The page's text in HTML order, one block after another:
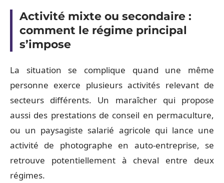
Activité mixte ou secondaire :
comment le régime principal
s’impose
La situation se complique quand une même
personne exerce plusieurs activités relevant de
secteurs différents. Un maraîcher qui propose
aussi des prestations de conseil en permaculture,
ou un paysagiste salarié agricole qui lance une
activité de photographe en auto-entreprise, se
retrouve potentiellement à cheval entre deux
régimes.